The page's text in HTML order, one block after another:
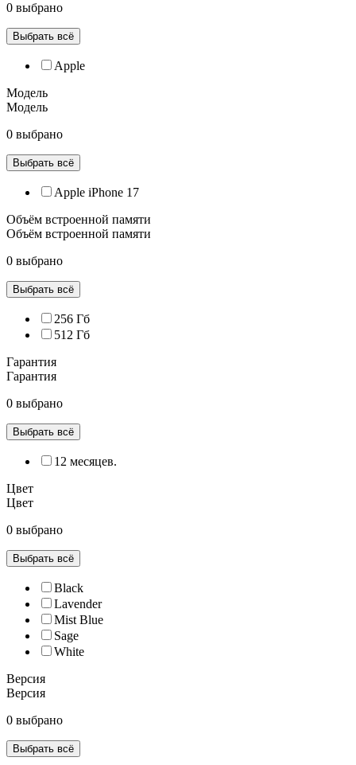
0 выбрано
Выбрать всё
Apple
Модель
Модель
0 выбрано
Выбрать всё
Apple iPhone 17
Объём встроенной памяти
Объём встроенной памяти
0 выбрано
Выбрать всё
256 Гб
512 Гб
Гарантия
Гарантия
0 выбрано
Выбрать всё
12 месяцев.
Цвет
Цвет
0 выбрано
Выбрать всё
Black
Lavender
Mist Blue
Sage
White
Версия
Версия
0 выбрано
Выбрать всё